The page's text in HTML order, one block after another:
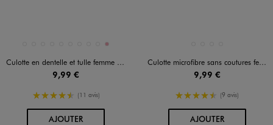
Disponible en 10 coloris
ROUGE STANDARD
VERT CLAIRVERT FONCE
VIEUX ROSE
Culotte en dentelle et tulle femme (lot de 2)
9,99 €
4.5/5 de moyenne
(11 avis)
AJOUTERAU PANIER
Culotte microfibre sans coutures femme (lot de 2)
9,99 €
4.5/5 de moyenne
(9 avis)
AJOUTERAU PANIER